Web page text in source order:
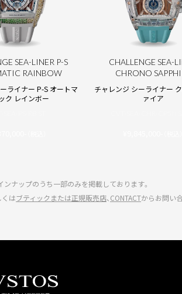
SEA-LINER P-S
RAINBOW
ライナー P-S オートマ
ク レインボー
CHALLENGE SEA-
CHRONO
チャレンジ シーライナー
ァイア
ナップのうち一部のみを掲載しております。
はブティックまたは正規販売店、 CONTACTからお問い